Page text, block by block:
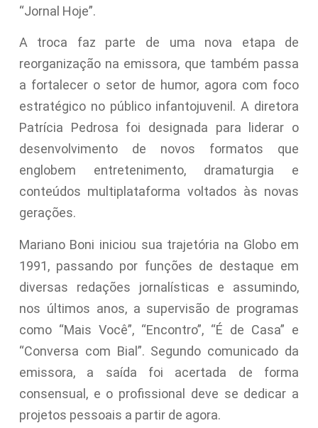
“Jornal Hoje”.
A troca faz parte de uma nova etapa de
reorganização na emissora, que também passa
a fortalecer o setor de humor, agora com foco
estratégico no público infantojuvenil. A diretora
Patrícia Pedrosa foi designada para liderar o
desenvolvimento de novos formatos que
englobem entretenimento, dramaturgia e
conteúdos multiplataforma voltados às novas
gerações.
Mariano Boni iniciou sua trajetória na Globo em
1991, passando por funções de destaque em
diversas redações jornalísticas e assumindo,
nos últimos anos, a supervisão de programas
como “Mais Você”, “Encontro”, “É de Casa” e
“Conversa com Bial”. Segundo comunicado da
emissora, a saída foi acertada de forma
consensual, e o profissional deve se dedicar a
projetos pessoais a partir de agora.